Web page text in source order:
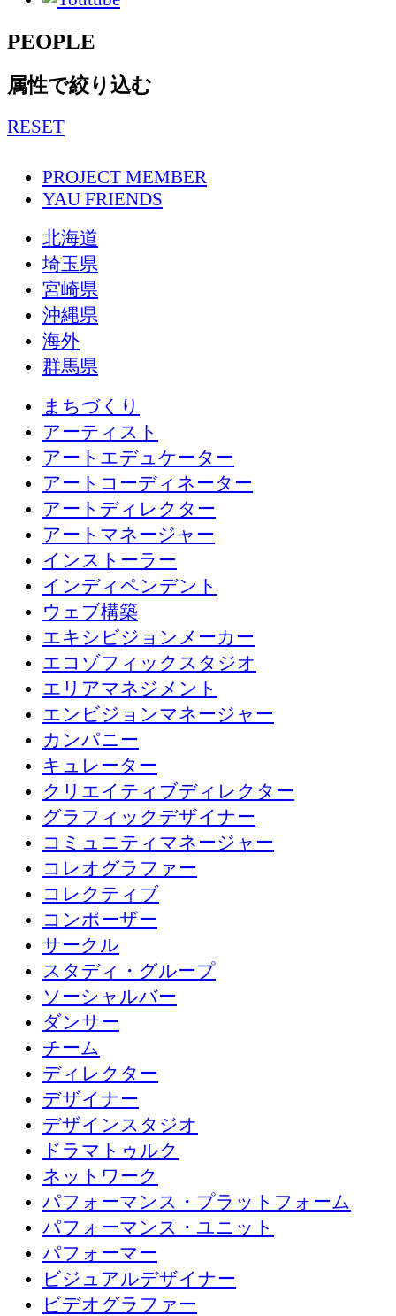
PEOPLE
属性で絞り込む
RESET
PROJECT MEMBER
YAU FRIENDS
北海道
埼玉県
宮崎県
沖縄県
海外
群馬県
まちづくり
アーティスト
アートエデュケーター
アートコーディネーター
アートディレクター
アートマネージャー
インストーラー
インディペンデント
ウェブ構築
エキシビジョンメーカー
エコゾフィックスタジオ
エリアマネジメント
エンビジョンマネージャー
カンパニー
キュレーター
クリエイティブディレクター
グラフィックデザイナー
コミュニティマネージャー
コレオグラファー
コレクティブ
コンポーザー
サークル
スタディ・グループ
ソーシャルバー
ダンサー
チーム
ディレクター
デザイナー
デザインスタジオ
ドラマトゥルク
ネットワーク
パフォーマンス・プラットフォーム
パフォーマンス・ユニット
パフォーマー
ビジュアルデザイナー
ビデオグラファー